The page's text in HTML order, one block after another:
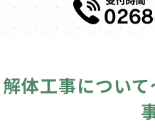
解体工事につい